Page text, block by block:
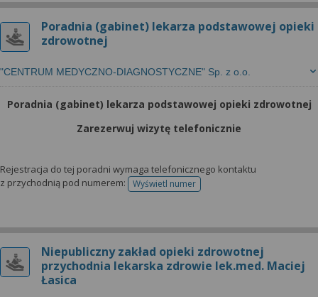
Poradnia (gabinet) lekarza podstawowej opieki
zdrowotnej
"CENTRUM MEDYCZNO-DIAGNOSTYCZNE" Sp. z o.o.
Poradnia (gabinet) lekarza podstawowej opieki zdrowotnej
Zarezerwuj wizytę telefonicznie
Rejestracja do tej poradni wymaga telefonicznego kontaktu
z przychodnią pod numerem:
Wyświetl numertelefonu do rejestracji
Niepubliczny zakład opieki zdrowotnej
przychodnia lekarska zdrowie lek.med. Maciej
Łasica